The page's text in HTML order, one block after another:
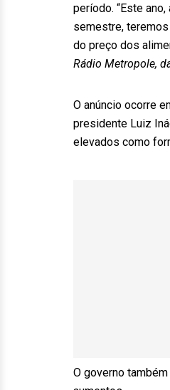
período. “Este
semestre,
do preço dos
Rádio Metropole,
O anúncio ocorre
presidente Luiz
elevados como
O governo